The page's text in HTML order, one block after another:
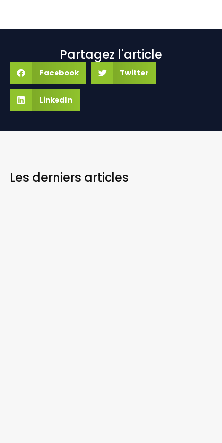
Partagez l'article
Facebook Twitter
LinkedIn
Les derniers articles